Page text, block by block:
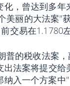
，曾达到多年
美丽的大法案"
交易在1.1780
的税收法案
法案将提交
入一个方案中"